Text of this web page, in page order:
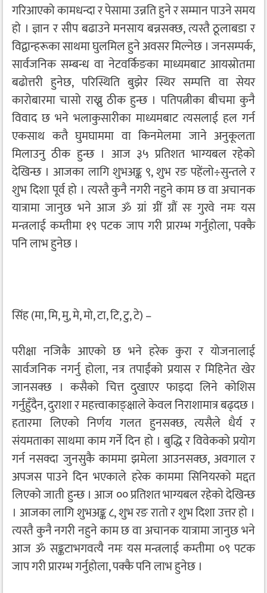
गरिआएको कामधन्दा र पेसामा उन्नति हुने र सम्मान पाउने समय
हो । ज्ञान र सीप बढाउने मनसाय बन्नसक्छ, त्यस्तै ठूलाबडा र
विद्वान्हरूका साथमा घुलमिल हुने अवसर मिल्नेछ । जनसम्पर्क,
सार्वजनिक सम्बन्ध वा नेटवर्किङका माध्यमबाट आयस्रोतमा
बढोत्तरी हुनेछ, परिस्थिति बुझेर स्थिर सम्पत्ति वा सेयर
कारोबारमा चासो राख्नु ठीक हुन्छ । पतिपत्नीका बीचमा कुनै
विवाद छ भने भलाकुसारीका माध्यमबाट त्यसलाई हल गर्न
एकसाथ कतै घुमघाममा वा किनमेलमा जाने अनुकूलता
मिलाउनु ठीक हुन्छ । आज ३५ प्रतिशत भाग्यबल रहेको
देखिन्छ । आजका लागि शुभअङ्क ९, शुभ रङ पहेंलो÷सुन्तले र
शुभ दिशा पूर्व हो । त्यस्तै कुनै नगरी नहुने काम छ वा अचानक
यात्रामा जानुछ भने आज ॐ ग्रां ग्रीं ग्रौं सः गुरवे नमः यस
मन्त्रलाई कम्तीमा १९ पटक जाप गरी प्रारम्भ गर्नुहोला, पक्कै
पनि लाभ हुनेछ ।
सिंह (मा, मि, मु, मे, मो, टा, टि, टु, टे) –
परीक्षा नजिकै आएको छ भने हरेक कुरा र योजनालाई
सार्वजनिक नगर्नु होला, नत्र तपाईंको प्रयास र मिहिनेत खेर
जानसक्छ । कसैको चित्त दुखाएर फाइदा लिने कोशिस
गर्नुहुँदैन, दुराशा र महत्त्वाकाङ्क्षाले केवल निराशामात्र बढ्दछ ।
हतारमा लिएको निर्णय गलत हुनसक्छ, त्यसैले धैर्य र
संयमताका साथमा काम गर्ने दिन हो । बुद्धि र विवेकको प्रयोग
गर्न नसक्दा जुनसुकै काममा झमेला आउनसक्छ, अवगाल र
अपजस पाउने दिन भएकाले हरेक काममा सिनियरको मद्दत
लिएको जाती हुन्छ । आज ०० प्रतिशत भाग्यबल रहेको देखिन्छ
। आजका लागि शुभअङ्क ८, शुभ रङ रातो र शुभ दिशा उत्तर हो ।
त्यस्तै कुनै नगरी नहुने काम छ वा अचानक यात्रामा जानुछ भने
आज ॐ सङ्कटाभगवत्यै नमः यस मन्त्रलाई कम्तीमा ०९ पटक
जाप गरी प्रारम्भ गर्नुहोला, पक्कै पनि लाभ हुनेछ ।